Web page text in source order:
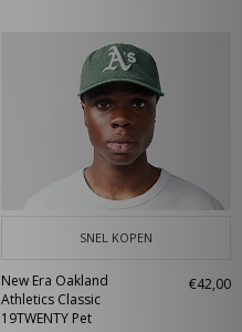
SNEL KOPEN
New Era Oakland
Athletics Classic
19TWENTY Pet
€42,00